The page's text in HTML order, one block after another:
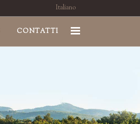
Italiano
CONTATTI